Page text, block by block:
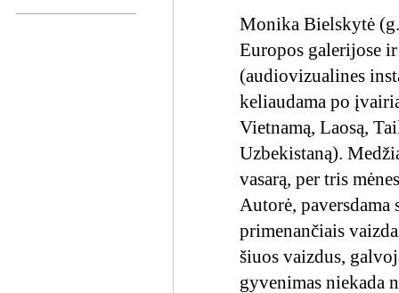
Monika Bielskytė
Europos galerijose
(audiovizualines
keliaudama po
Vietnamą, Laosą,
Uzbekistaną).
vasarą, per tris
Autorė,
primenančiais
šiuos vaizdus,
gyvenimas niekada